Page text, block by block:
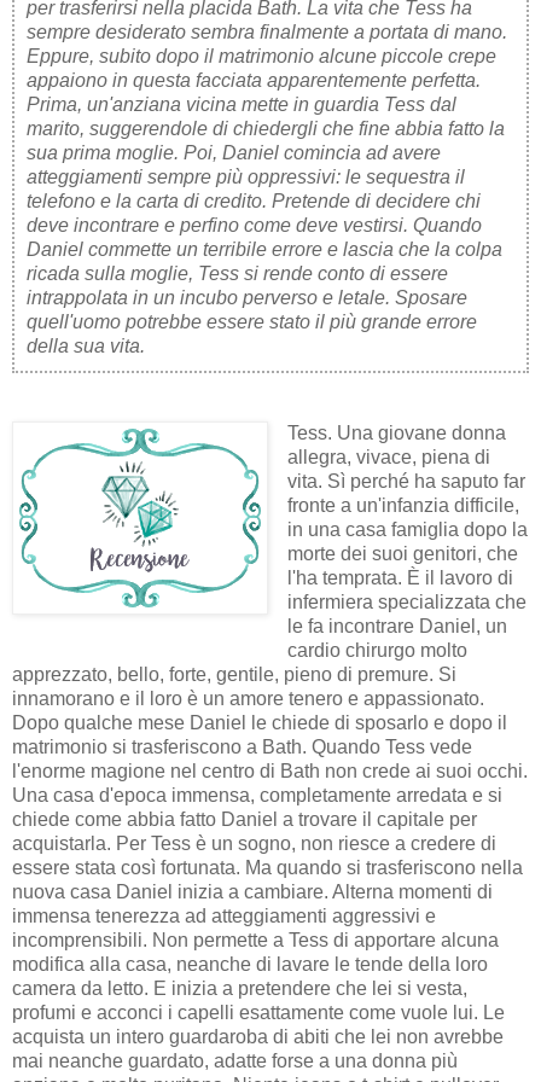
per trasferirsi nella placida Bath. La vita che Tess ha
sempre desiderato sembra finalmente a portata di mano.
Eppure, subito dopo il matrimonio alcune piccole crepe
appaiono in questa facciata apparentemente perfetta.
Prima, un'anziana vicina mette in guardia Tess dal
marito, suggerendole di chiedergli che fine abbia fatto la
sua prima moglie. Poi, Daniel comincia ad avere
atteggiamenti sempre più oppressivi: le sequestra il
telefono e la carta di credito. Pretende di decidere chi
deve incontrare e perfino come deve vestirsi. Quando
Daniel commette un terribile errore e lascia che la colpa
ricada sulla moglie, Tess si rende conto di essere
intrappolata in un incubo perverso e letale. Sposare
quell'uomo potrebbe essere stato il più grande errore
della sua vita.
Tess. Una giovane donna
allegra, vivace, piena di
vita. Sì perché ha saputo far
fronte a un'infanzia difficile,
in una casa famiglia dopo la
morte dei suoi genitori, che
l'ha temprata. È il lavoro di
infermiera specializzata che
le fa incontrare Daniel, un
cardio chirurgo molto
apprezzato, bello, forte, gentile, pieno di premure. Si
innamorano e il loro è un amore tenero e appassionato.
Dopo qualche mese Daniel le chiede di sposarlo e dopo il
matrimonio si trasferiscono a Bath. Quando Tess vede
l'enorme magione nel centro di Bath non crede ai suoi occhi.
Una casa d'epoca immensa, completamente arredata e si
chiede come abbia fatto Daniel a trovare il capitale per
acquistarla. Per Tess è un sogno, non riesce a credere di
essere stata così fortunata. Ma quando si trasferiscono nella
nuova casa Daniel inizia a cambiare. Alterna momenti di
immensa tenerezza ad atteggiamenti aggressivi e
incomprensibili. Non permette a Tess di apportare alcuna
modifica alla casa, neanche di lavare le tende della loro
camera da letto. E inizia a pretendere che lei si vesta,
profumi e acconci i capelli esattamente come vuole lui. Le
acquista un intero guardaroba di abiti che lei non avrebbe
mai neanche guardato, adatte forse a una donna più